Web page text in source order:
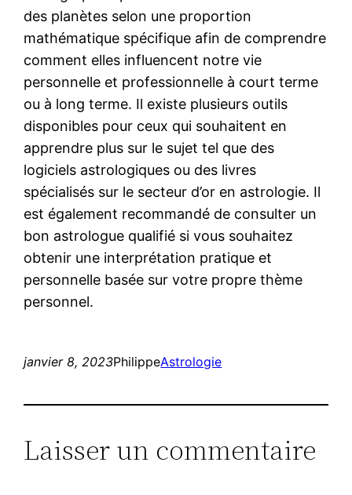
des planètes selon une proportion
mathématique spécifique afin de comprendre
comment elles influencent notre vie
personnelle et professionnelle à court terme
ou à long terme. Il existe plusieurs outils
disponibles pour ceux qui souhaitent en
apprendre plus sur le sujet tel que des
logiciels astrologiques ou des livres
spécialisés sur le secteur d’or en astrologie. Il
est également recommandé de consulter un
bon astrologue qualifié si vous souhaitez
obtenir une interprétation pratique et
personnelle basée sur votre propre thème
personnel.
janvier 8, 2023PhilippeAstrologie
Laisser un commentaire